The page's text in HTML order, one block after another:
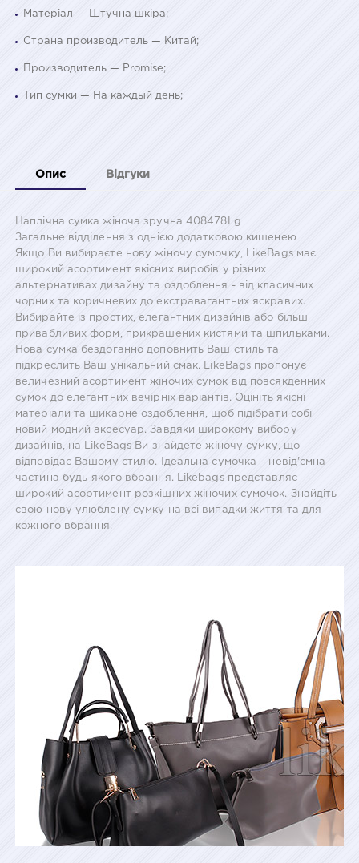
Матеріал — Штучна шкіра;
Страна производитель — Китай;
Производитель — Promise;
Тип сумки — На каждый день;
Опис Відгуки
Наплічна сумка жіноча зручна 408478Lg
Загальне відділення з однією додатковою кишенею
Якщо Ви вибираєте нову жіночу сумочку, LikeBags має
широкий асортимент якісних виробів у різних
альтернативах дизайну та оздоблення - від класичних
чорних та коричневих до екстравагантних яскравих.
Вибирайте із простих, елегантних дизайнів або більш
привабливих форм, прикрашених кистями та шпильками.
Нова сумка бездоганно доповнить Ваш стиль та
підкреслить Ваш унікальний смак. LikeBags пропонує
величезний асортимент жіночих сумок від повсякденних
сумок до елегантних вечірніх варіантів. Оцініть якісні
матеріали та шикарне оздоблення, щоб підібрати собі
новий модний аксесуар. Завдяки широкому вибору
дизайнів, на LikeBags Ви знайдете жіночу сумку, що
відповідає Вашому стилю. Ідеальна сумочка – невід'ємна
частина будь-якого вбрання. Likebags представляє
широкий асортимент розкішних жіночих сумочок. Знайдіть
свою нову улюблену сумку на всі випадки життя та для
кожного вбрання.